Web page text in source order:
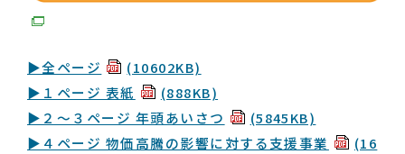
▶全ページ
(10602KB)
▶１ページ 表紙
(888KB)
▶２〜３ページ 年頭あいさつ
(5845KB)
▶４ページ 物価高騰の影響に対する支援事業
(16